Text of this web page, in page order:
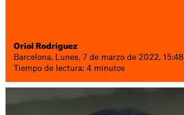
Oriol Rodríguez
Barcelona. Lunes, 7 de marzo de 2022. 15:48
Tiempo de lectura: 4 minutos